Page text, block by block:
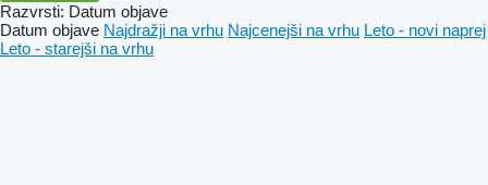
Razvrsti: Datum objave
Datum objave Najdražji na vrhu Najcenejši na vrhu Leto - novi naprej
Leto - starejši na vrhu